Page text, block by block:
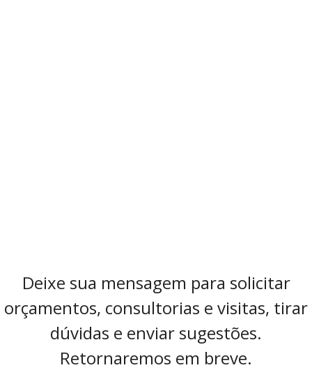
Deixe sua mensagem para solicitar
orçamentos, consultorias e visitas, tirar
dúvidas e enviar sugestões.
Retornaremos em breve.